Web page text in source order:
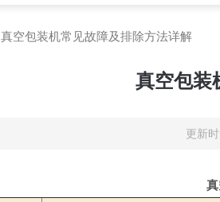
真空包装机常见故障及排除方法详解
真空包装
更新